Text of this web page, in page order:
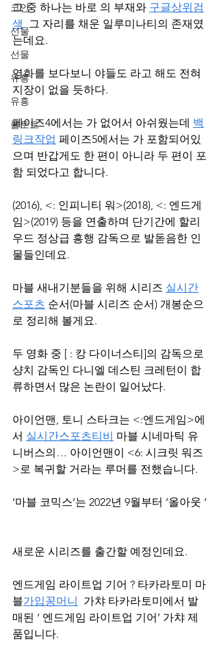
코인
선물
선물
유흥
유흥
롤토토
그 중 하나는 바로 의 부재와 구글상위검
색
  그 자리를 채운 일루미나티의 존재였
는데요.
영화를 보다보니 야들도 라고 해도 전혀
지장이 없을 듯하다.
페이즈4에서는 가 없어서 아쉬웠는데 백
링크작업 페이즈5에서는 가 포함되어있
으며 반갑게도 한 편이 아니라 두 편이 포
함 되었다고 합니다.
(2016), <: 인피니티 워>(2018), <: 엔드게
임>(2019) 등을 연출하며 단기간에 할리
우드 정상급 흥행 감독으로 발돋음한 인
물들인데요.
마블 새내기분들을 위해 시리즈 실시간
스포츠 순서(마블 시리즈 순서) 개봉순으
로 정리해 볼게요.
두 영화 중 [ : 캉 다이너스티]의 감독으로
샹치 감독인 다니엘 데스틴 크레턴이 합
류하면서 많은 논란이 일어났다.
아이언맨, 토니 스타크는 <:엔드게임>에
서 실시간스포츠티비 마블 시네마틱 유
니버스의… 아이언맨이 <6: 시크릿 워즈
>로 복귀할 거라는 루머를 전했습니다.
‘마블 코믹스’는 2022년 9월부터 ‘올아웃 ‘
새로운 시리즈를 출간할 예정인데요.
엔드게임 라이트업 기어 ? 타카라토미 마
블가입꽁머니
  가챠 타카라토미에서 발
매된 ‘ 엔드게임 라이트업 기어’ 가챠 제
품입니다.